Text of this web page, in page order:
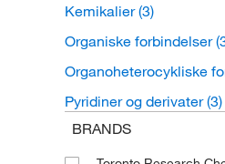
Kemikalier(3)
Organiske forbindelser
Organoheterocykliske
Pyridiner og derivater(3)
BRANDS